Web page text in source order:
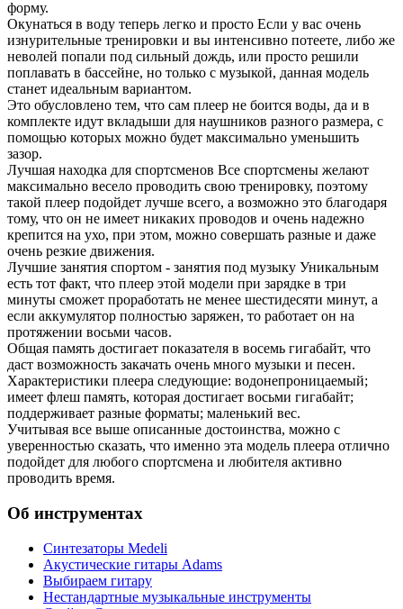
форму.
Окунаться в воду теперь легко и просто Если у вас очень
изнурительные тренировки и вы интенсивно потеете, либо же
неволей попали под сильный дождь, или просто решили
поплавать в бассейне, но только с музыкой, данная модель
станет идеальным вариантом.
Это обусловлено тем, что сам плеер не боится воды, да и в
комплекте идут вкладыши для наушников разного размера, с
помощью которых можно будет максимально уменьшить
зазор.
Лучшая находка для спортсменов Все спортсмены желают
максимально весело проводить свою тренировку, поэтому
такой плеер подойдет лучше всего, а возможно это благодаря
тому, что он не имеет никаких проводов и очень надежно
крепится на ухо, при этом, можно совершать разные и даже
очень резкие движения.
Лучшие занятия спортом - занятия под музыку Уникальным
есть тот факт, что плеер этой модели при зарядке в три
минуты сможет проработать не менее шестидесяти минут, а
если аккумулятор полностью заряжен, то работает он на
протяжении восьми часов.
Общая память достигает показателя в восемь гигабайт, что
даст возможность закачать очень много музыки и песен.
Характеристики плеера следующие: водонепроницаемый;
имеет флеш память, которая достигает восьми гигабайт;
поддерживает разные форматы; маленький вес.
Учитывая все выше описанные достоинства, можно с
уверенностью сказать, что именно эта модель плеера отлично
подойдет для любого спортсмена и любителя активно
проводить время.
Об инструментах
Синтезаторы Мedeli
Акустические гитары Adams
Выбираем гитару
Нестандартные музыкальные инструменты